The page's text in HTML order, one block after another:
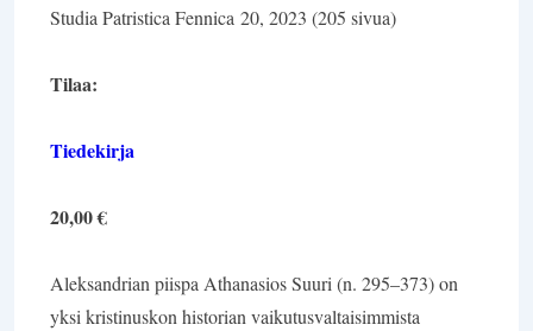
Studia Patristica Fennica 20, 2023 (205 sivua)
Tilaa:
Tiedekirja
20,00 €
Aleksandrian piispa Athanasios Suuri (n. 295–373) on
yksi kristinuskon historian vaikutusvaltaisimmista